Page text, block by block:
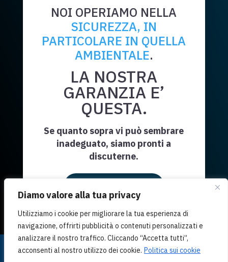
Diamo valore alla tua privacy
Utilizziamo i cookie per migliorare la tua esperienza di
navigazione, offrirti pubblicità o contenuti personalizzati e
analizzare il nostro traffico. Cliccando “Accetta tutti”,
acconsenti al nostro utilizzo dei cookie. Politica sui cookie
NOI OPERIAMO NELLA
SICUREZZA, IN
PARTICOLARE IN QUELLA
AMBIENTALE.
LA NOSTRA
GARANZIA E’
QUESTA.
Se quanto sopra vi può sembrare
inadeguato, siamo pronti a
discuterne.
A.S.A. - Divisione di Polinvestigations s.r.l. - via